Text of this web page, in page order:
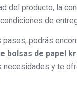
del producto, la
de
podrás
bolsas de papel
necesidades y te